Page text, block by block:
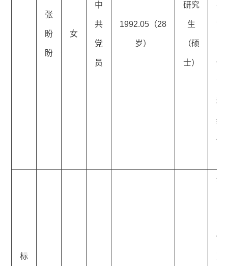
张
盼
盼
女
中
共
党
员
1992.05（28
岁）
研究
生
（硕
士）
事
信
科
级
任
标
通
保